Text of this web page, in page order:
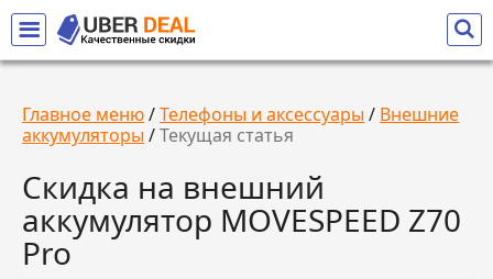
Главное меню/Телефоны и аксессуары / Внешние
аккумуляторы /Текущая статья
Скидка на внешний
аккумулятор MOVESPEED Z70
Pro